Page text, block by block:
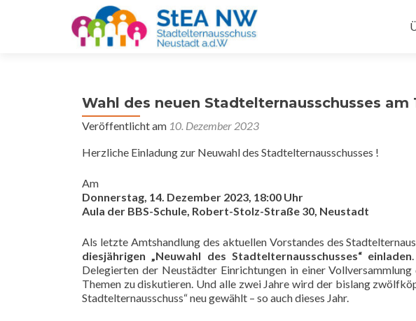
Wahl des neuen Stadtelternausschusses am
Veröffentlicht am 10. Dezember 2023
Herzliche Einladung zur Neuwahl des Stadtelternausschusses !
Am
Donnerstag, 14. Dezember 2023, 18:00 Uhr
Aula der BBS-Schule, Robert-Stolz-Straße 30, Neustadt
Als letzte Amtshandlung des aktuellen Vorstandes des
diesjährigen „Neuwahl des Stadtelternausschusses“ einladen
Delegierten der Neustädter Einrichtungen in einer
Themen zu diskutieren. Und alle zwei Jahre wird der bislang
Stadtelternausschuss“ neu gewählt – so auch dieses Jahr.